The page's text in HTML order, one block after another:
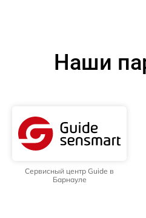
Наши
Сервисный центр Guide в
Барнауле